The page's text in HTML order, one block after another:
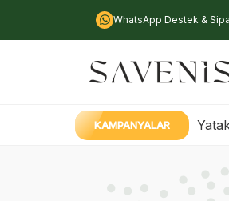
WhatsApp Destek &
KAMPANYALAR